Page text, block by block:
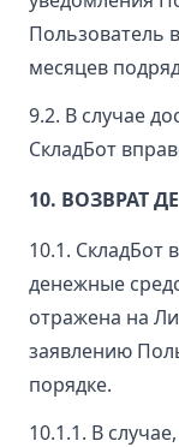
Пользователь
месяцев
9.2. В случае
СкладБот
10. ВОЗВРАТ
10.1. СкладБот
денежные
отражена на
заявлению
порядке.
10.1.1. В